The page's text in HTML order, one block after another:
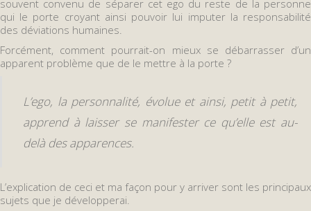
souvent convenu de séparer cet ego du reste de la personne
qui le porte croyant ainsi pouvoir lui imputer la responsabilité
des déviations humaines.
Forcément, comment pourrait-on mieux se débarrasser d’un
apparent problème que de le mettre à la porte ?
L’ego, la personnalité, évolue et ainsi, petit à petit,
apprend à laisser se manifester ce qu’elle est au-
delà des apparences.
L’explication de ceci et ma façon pour y arriver sont les principaux
sujets que je développerai.